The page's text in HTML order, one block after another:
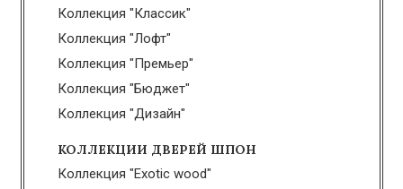
Коллекция "Классик"
Коллекция "Лофт"
Коллекция "Премьер"
Коллекция "Бюджет"
Коллекция "Дизайн"
КОЛЛЕКЦИИ ДВЕРЕЙ ШПОН
Коллекция "Exotic wood"